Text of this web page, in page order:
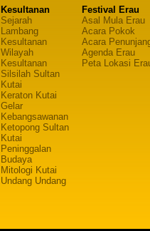
Kesultanan
Sejarah
Lambang
Kesultanan
Wilayah
Kesultanan
Silsilah Sultan
Kutai
Keraton Kutai
Gelar
Kebangsawanan
Ketopong Sultan
Kutai
Peninggalan
Budaya
Mitologi Kutai
Undang Undang
Festival Erau
Asal Mula Erau
Acara Pokok
Acara
Agenda Erau
Peta Lokasi